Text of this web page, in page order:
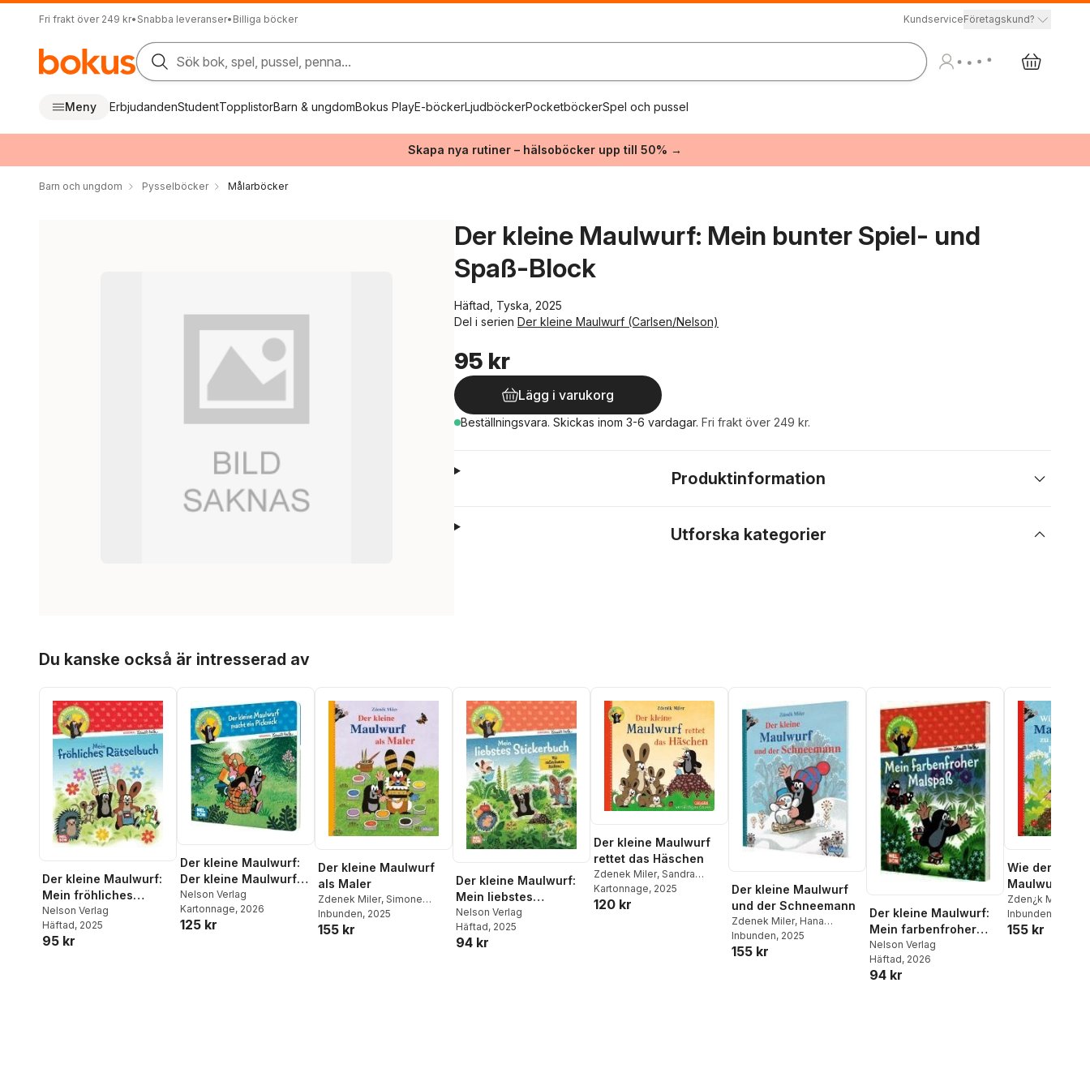
Fri frakt över 249 kr• Snabba leveranser• Billiga böcker KundserviceFöretagskund?
Sök bok, spel, pussel, penna...
Meny ErbjudandenStudentTopplistorBarn & ungdomBokus PlayE-böckerLjudböckerPocketböckerSpel och pussel
Skapa nya rutiner – hälsoböcker upp till 50% →
Barn och ungdom Pysselböcker Målarböcker
Der kleine Maulwurf: Mein bunter Spiel- und
Spaß-Block
Häftad, Tyska, 2025
Del i serien Der kleine Maulwurf (Carlsen/Nelson)
95 kr
Lägg i varukorg
Beställningsvara. Skickas inom 3-6 vardagar. Fri frakt över 249 kr.
Produktinformation
Utforska kategorier
Du kanske också är intresserad av
Der kleine Maulwurf:
Mein fröhliches
Rätselbuch
Nelson Verlag
Häftad, 2025
95 kr
Der kleine Maulwurf:
Der kleine Maulwurf
macht ein Picknick
Nelson Verlag
Kartonnage, 2026
125 kr
Der kleine Maulwurf
als Maler
Zdenek Miler, Simone
Nettingsmeier
Inbunden, 2025
155 kr
Der kleine Maulwurf:
Mein liebstes
Stickerbuch
Nelson Verlag
Häftad, 2025
94 kr
Der kleine Maulwurf
rettet das Häschen
Zdenek Miler, Sandra
Grimm
Kartonnage, 2025
120 kr
Der kleine Maulwurf
und der Schneemann
Zdenek Miler, Hana
Doskocilova
Inbunden, 2025
155 kr
Der kleine Maulwurf:
Mein farbenfroher
Malspaß
Nelson Verlag
Häftad, 2026
94 kr
Wie der kleine
Maulwurf zu
Hose kam
Zden¿k Miler
Inbunden
155 kr